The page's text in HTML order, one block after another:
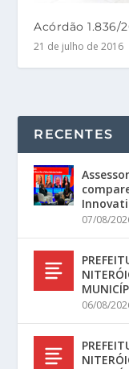
Acórdão 1.836/
21 de julho de 2016
RECENTES
07/08/
06/08/